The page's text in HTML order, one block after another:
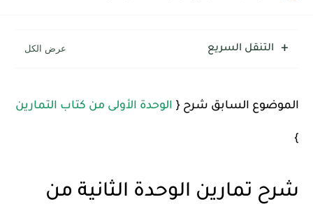
التنقل السريع
الموضوع السابق شرح { الوحدة الأولى من كتاب التمارين
}
شرح تمارين الوحدة الثانية من